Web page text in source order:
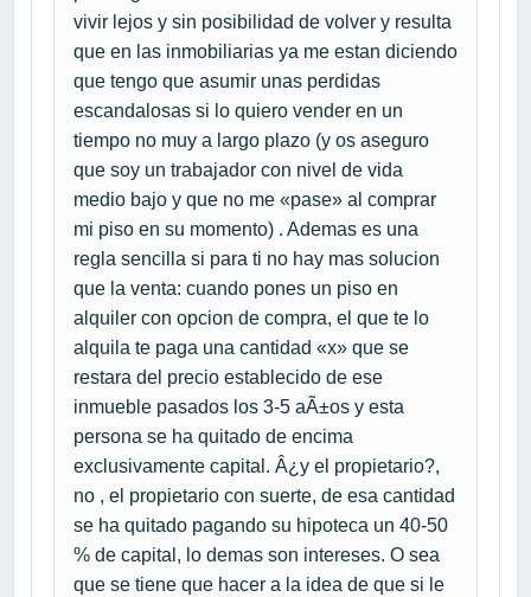
vivir lejos y sin posibilidad de volver y resulta
que en las inmobiliarias ya me estan diciendo
que tengo que asumir unas perdidas
escandalosas si lo quiero vender en un
tiempo no muy a largo plazo (y os aseguro
que soy un trabajador con nivel de vida
medio bajo y que no me «pase» al comprar
mi piso en su momento) . Ademas es una
regla sencilla si para ti no hay mas solucion
que la venta: cuando pones un piso en
alquiler con opcion de compra, el que te lo
alquila te paga una cantidad «x» que se
restara del precio establecido de ese
inmueble pasados los 3-5 aÃ±os y esta
persona se ha quitado de encima
exclusivamente capital. Â¿y el propietario?,
no , el propietario con suerte, de esa cantidad
se ha quitado pagando su hipoteca un 40-50
% de capital, lo demas son intereses. O sea
que se tiene que hacer a la idea de que si le